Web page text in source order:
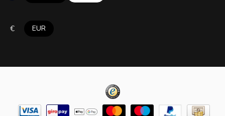
€ EUR